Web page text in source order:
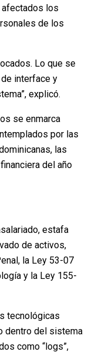
afectados los
de los
Lo que se
interface y
explicó.
se enmarca
por las
las
del año
estafa
de activos,
la Ley 53-07
y la Ley 155-
tecnológicas
dentro del sistema
como “logs”,